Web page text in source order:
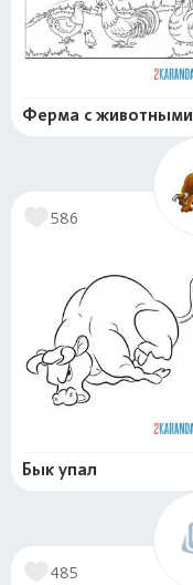
Ферма с животными
586
Бык упал
485